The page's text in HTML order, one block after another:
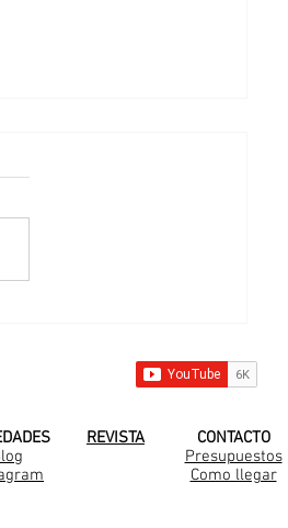
REVISTA
CONTACTO
Presupuestos
Como llegar